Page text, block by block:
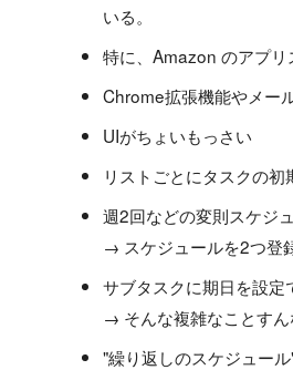
いる。
特に、Amazon のアプリ
Chrome拡張機能やメー
UIがちょいもっさい
リストごとにタスクの
週2回などの変則スケジ
→ スケジュールを2つ登
サブタスクに期日を設定
→ そんな複雑なことす
"繰り返しのスケジュー